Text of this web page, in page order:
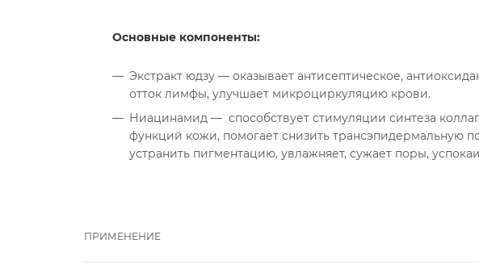
Основные компоненты:
Экстракт юдзу — оказывает антисептическое,
отток лимфы, улучшает микроциркуляцию крови.
Ниацинамид — способствует стимуляции синтеза
функций кожи, помогает снизить трансэпидермальную
устранить пигментацию, увлажняет, сужает поры,
ПРИМЕНЕНИЕ